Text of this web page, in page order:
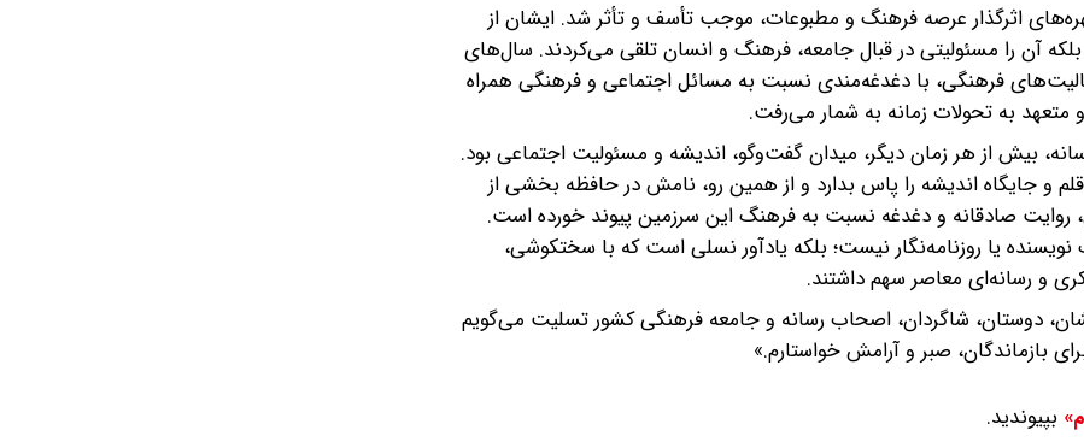
اثرگذار عرصه فرهنگ و مطبوعات، موجب تأسف و تأثر شد. ایشان از
بلکه آن را مسئولیتی در قبال جامعه، فرهنگ و انسان تلقی می‌کردند. سال‌های
فرهنگی، با دغدغه‌مندی نسبت به مسائل اجتماعی و فرهنگی همراه
متعهد به تحولات زمانه به شمار می‌رفت.
بیش از هر زمان دیگر، میدان گفت‌وگو، اندیشه و مسئولیت اجتماعی بود.
و جایگاه اندیشه را پاس بدارد و از همین رو، نامش در حافظه بخشی از
صادقانه و دغدغه نسبت به فرهنگ این سرزمین پیوند خورده است.
یا روزنامه‌نگار نیست؛ بلکه یادآور نسلی است که با سختکوشی،
و رسانه‌ای معاصر سهم داشتند.
دوستان، شاگردان، اصحاب رسانه و جامعه فرهنگی کشور تسلیت می‌گویم
بازماندگان، صبر و آرامش خواستارم.»
بپیوندید.